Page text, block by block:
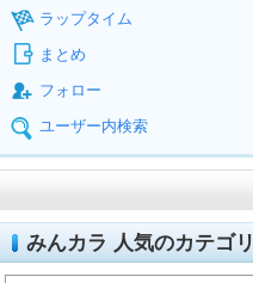
ラップタイム
まとめ
フォロー
ユーザー内検索
みんカラ 人気のカテゴリ